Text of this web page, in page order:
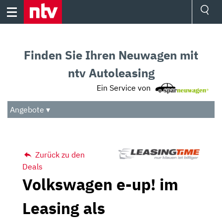
Skip
Audio
Das Beste
Finden Sie Ihren Neuwagen mit
ntv Autoleasing
Ein Service von
Angebote ▾
Zurück zu den
Deals
Volkswagen e-up! im
Leasing als